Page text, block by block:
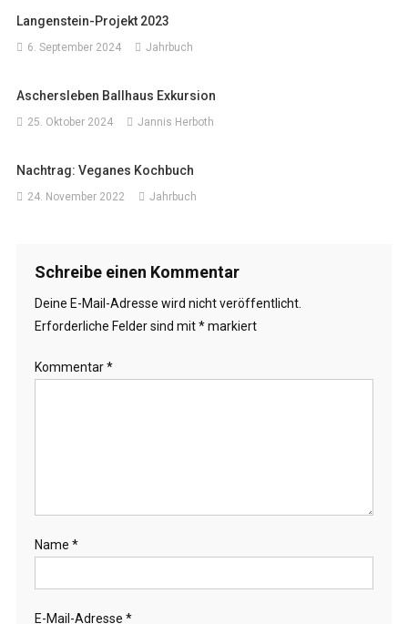
Langenstein-Projekt 2023
6. September 2024 Jahrbuch
Aschersleben Ballhaus Exkursion
25. Oktober 2024 Jannis Herboth
Nachtrag: Veganes Kochbuch
24. November 2022 Jahrbuch
Schreibe einen Kommentar
Deine E-Mail-Adresse wird nicht veröffentlicht.
Erforderliche Felder sind mit*markiert
Kommentar*
Name *
E-Mail-Adresse *